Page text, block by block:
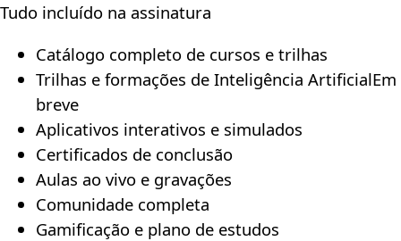
Tudo incluído na assinatura
Catálogo completo de cursos e trilhas
Trilhas e formações de Inteligência ArtificialEm
breve
Aplicativos interativos e simulados
Certificados de conclusão
Aulas ao vivo e gravações
Comunidade completa
Gamificação e plano de estudos